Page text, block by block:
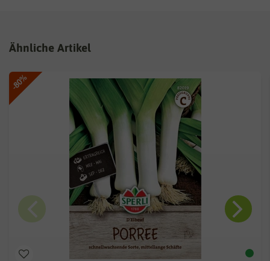
Ähnliche Artikel
-80%